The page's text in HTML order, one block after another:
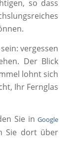
so dass
vergessen
Der Blick
lohnt sich
Ihr Fernglas
Sie inGoogle
Sie dort über